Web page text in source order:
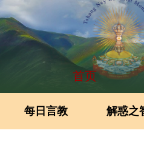
首页
每日言教 解惑之